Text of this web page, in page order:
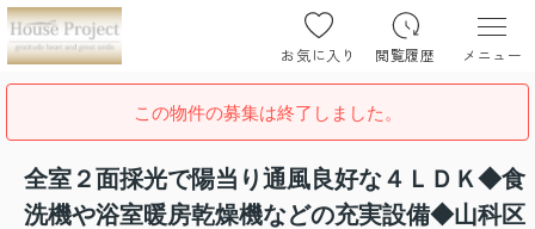
お気に入り 閲覧履歴 メニュー
この物件の募集は終了しました。
全室２面採光で陽当り通風良好な４ＬＤＫ◆食
洗機や浴室暖房乾燥機などの充実設備◆山科区